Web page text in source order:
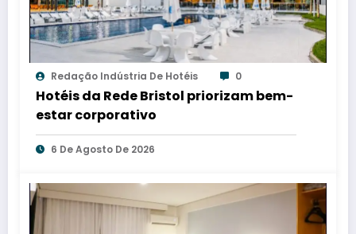
Redação Indústria De Hotéis 0
Hotéis da Rede Bristol priorizam bem-
estar corporativo
6 De Agosto De 2026